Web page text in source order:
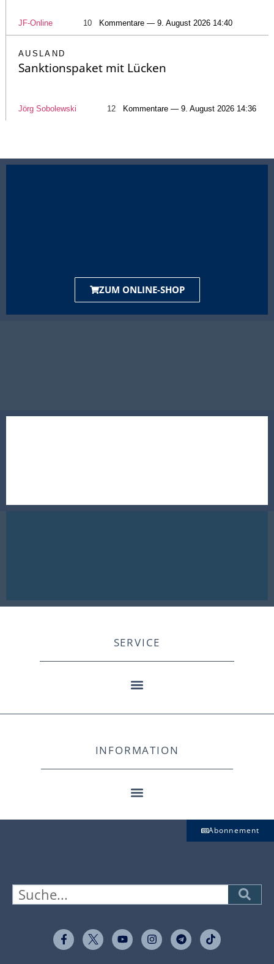
JF-Online 10 Kommentare — 9. August 2026 14:40
AUSLAND
Sanktionspaket mit Lücken
Jörg Sobolewski 12 Kommentare — 9. August 2026 14:36
ZUM ONLINE-SHOP
SERVICE
INFORMATION
Abonnement